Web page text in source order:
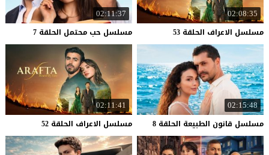
02:08:35
مسلسل الاعراف الحلقة 53
02:11:37
مسلسل حب محتمل الحلقة 7
02:15:48
مسلسل قانون الطبيعة الحلقة 8
02:11:41
مسلسل الاعراف الحلقة 52